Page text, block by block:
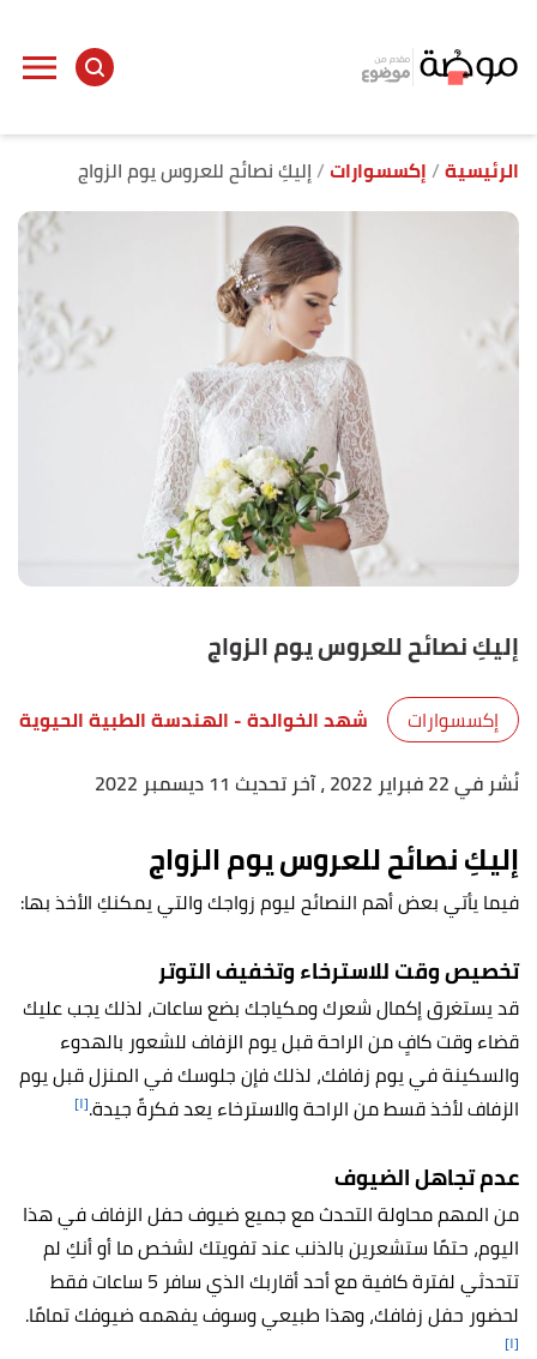
الرئيسية إكسسوارات إليكِ نصائح للعروس يوم الزواج
إليكِ نصائح للعروس يوم الزواج
إكسسوارات شهد الخوالدة- الهندسة الطبية الحيوية
نُشر في 22 فبراير 2022
، آخر تحديث 11 ديسمبر 2022
إليكِ نصائح للعروس يوم الزواج
فيما يأتي بعض أهم النصائح ليوم زواجك والتي يمكنكِ الأخذ بها:
تخصيص وقت للاسترخاء وتخفيف التوتر
قد يستغرق إكمال شعرك ومكياجك بضع ساعات، لذلك يجب عليك
قضاء وقت كافٍ من الراحة قبل يوم الزفاف للشعور بالهدوء
والسكينة في يوم زفافك، لذلك فإن جلوسك في المنزل قبل يوم
الزفاف لأخذ قسط من الراحة والاسترخاء يعد فكرةً جيدة.[١]
عدم تجاهل الضيوف
من المهم محاولة التحدث مع جميع ضيوف حفل الزفاف في هذا
اليوم، حتمًا ستشعرين بالذنب عند تفويتك لشخص ما أو أنكِ لم
تتحدثي لفترة كافية مع أحد أقاربك الذي سافر 5 ساعات فقط
لحضور حفل زفافك، وهذا طبيعي وسوف يفهمه ضيوفك تمامًا.
[١]